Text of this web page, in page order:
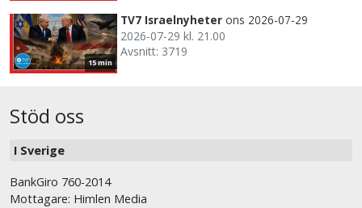
15 min
TV7 Israelnyheter ons 2026-07-29
2026-07-29 kl. 21.00
Avsnitt: 3719
Stöd oss
I Sverige
BankGiro 760-2014
Mottagare: Himlen Media